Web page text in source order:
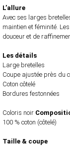
L’allure
Avec ses larges
maintien et féminité.
douceur et de
Les détails
Large bretelles
Coupe ajustée près du
Coton côtelé
Bordures festonnées
Coloris noir
100 % coton (côtelé)
Taille & coupe